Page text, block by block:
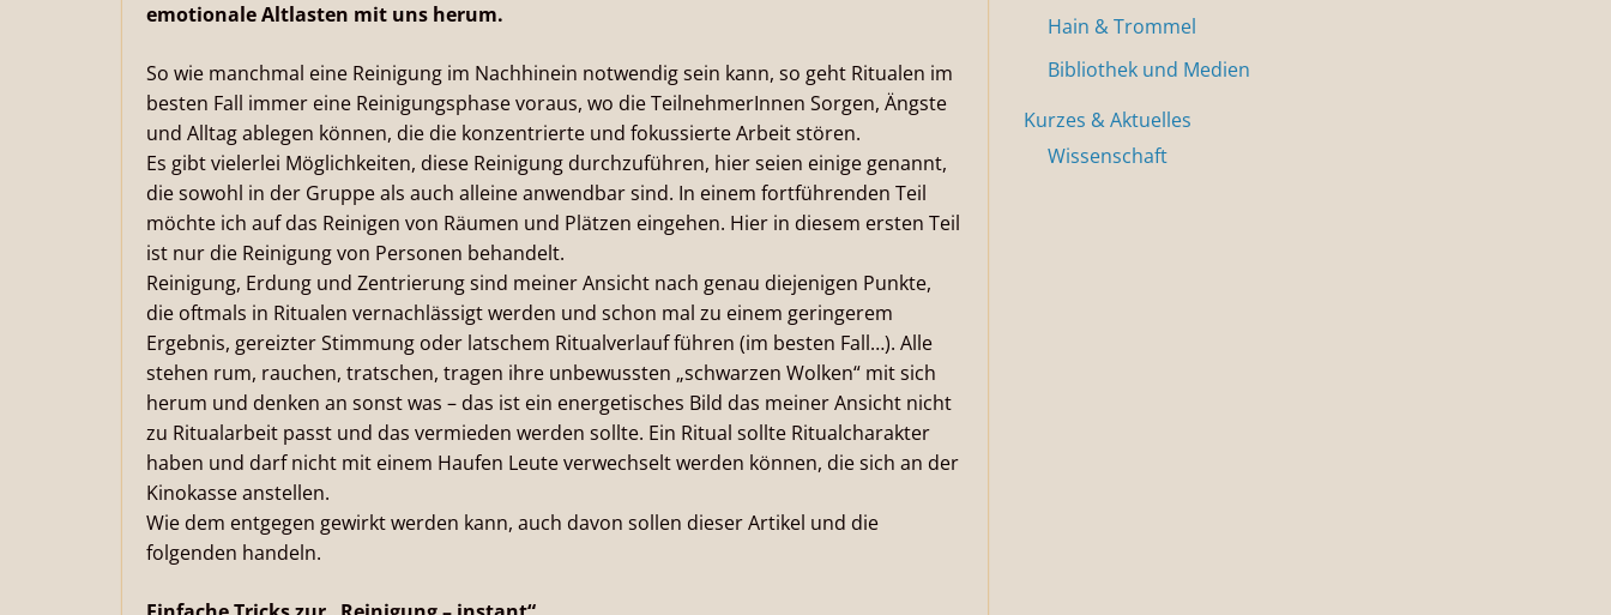
emotionale Altlasten mit uns herum.
So wie manchmal eine Reinigung im Nachhinein notwendig sein kann, so geht Ritualen im
besten Fall immer eine Reinigungsphase voraus, wo die TeilnehmerInnen Sorgen, Ängste
und Alltag ablegen können, die die konzentrierte und fokussierte Arbeit stören.
Es gibt vielerlei Möglichkeiten, diese Reinigung durchzuführen, hier seien einige genannt,
die sowohl in der Gruppe als auch alleine anwendbar sind. In einem fortführenden Teil
möchte ich auf das Reinigen von Räumen und Plätzen eingehen. Hier in diesem ersten Teil
ist nur die Reinigung von Personen behandelt.
Reinigung, Erdung und Zentrierung sind meiner Ansicht nach genau diejenigen Punkte,
die oftmals in Ritualen vernachlässigt werden und schon mal zu einem geringerem
Ergebnis, gereizter Stimmung oder latschem Ritualverlauf führen (im besten Fall…). Alle
stehen rum, rauchen, tratschen, tragen ihre unbewussten „schwarzen Wolken“ mit sich
herum und denken an sonst was – das ist ein energetisches Bild das meiner Ansicht nicht
zu Ritualarbeit passt und das vermieden werden sollte. Ein Ritual sollte Ritualcharakter
haben und darf nicht mit einem Haufen Leute verwechselt werden können, die sich an der
Kinokasse anstellen.
Wie dem entgegen gewirkt werden kann, auch davon sollen dieser Artikel und die
folgenden handeln.
Hain & Trommel
Bibliothek und Medien
Kurzes & Aktuelles
Wissenschaft